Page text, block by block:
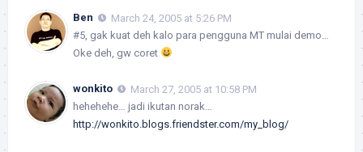
Ben
March 24, 2005 at 5:26 PM
#5, gak kuat deh kalo para pengguna MT mulai demo…
Oke deh, gw coret
wonkito
March 27, 2005 at 10:58 PM
hehehehe… jadi ikutan norak…
http://wonkito.blogs.friendster.com/my_blog/